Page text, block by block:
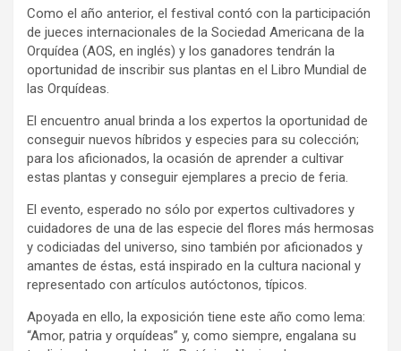
Como el año anterior, el festival contó con la participación
de jueces internacionales de la Sociedad Americana de la
Orquídea (AOS, en inglés) y los ganadores tendrán la
oportunidad de inscribir sus plantas en el Libro Mundial de
las Orquídeas.
El encuentro anual brinda a los expertos la oportunidad de
conseguir nuevos híbridos y especies para su colección;
para los aficionados, la ocasión de aprender a cultivar
estas plantas y conseguir ejemplares a precio de feria.
El evento, esperado no sólo por expertos cultivadores y
cuidadores de una de las especie del flores más hermosas
y codiciadas del universo, sino también por aficionados y
amantes de éstas, está inspirado en la cultura nacional y
representado con artículos autóctonos, típicos.
Apoyada en ello, la exposición tiene este año como lema:
“Amor, patria y orquídeas” y, como siempre, engalana su